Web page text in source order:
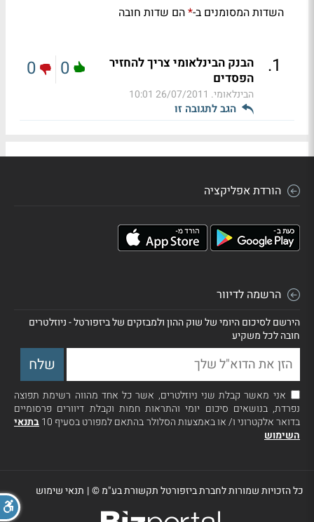
השדות המסומנים ב-*הם שדות חובה
1
.
הבנק הבינלאומי צריך להחזיר
הפסדים
הבינלאומי. 26/07/2011 10:01
הגב לתגובה זו
0
0
הורדת אפליקציה
הרשמה לדיוור
הירשם לסיכום היומי של שוק ההון ולמבזקים של ביזפורטל - ניוזלטרים
חובה לכל משקיע
אני מאשר קבלת שני ניוזלטרים, אשר כל אחד מהווה רשימת תפוצה
נפרדת, בנושאים סיכום יומי והתראות חמות וקבלת דיוורים פרסומיים
בדואר אלקטרוני ו/ או באמצעות הסלולר בהתאם למפורט בסעיף 10
בתנאי
השימוש
כל הזכויות שמורות לחברת ביזפורטל תקשורת בע"מ ©| תנאי שימוש